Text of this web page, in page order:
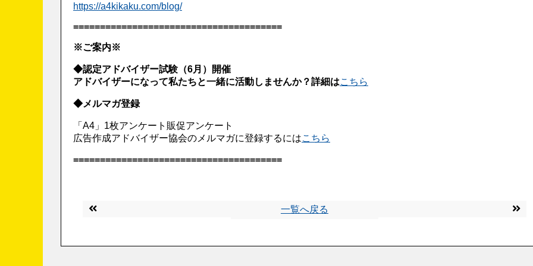
https://a4kikaku.com/blog/
=======================================
※ご案内※
◆認定アドバイザー試験（6月）開催
アドバイザーになって私たちと一緒に活動しませんか？詳細はこちら
◆メルマガ登録
「A4」1枚アンケート販促アンケート
広告作成アドバイザー協会のメルマガに登録するにはこちら
=======================================
一覧へ戻る